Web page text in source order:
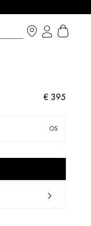
€ 395
OS